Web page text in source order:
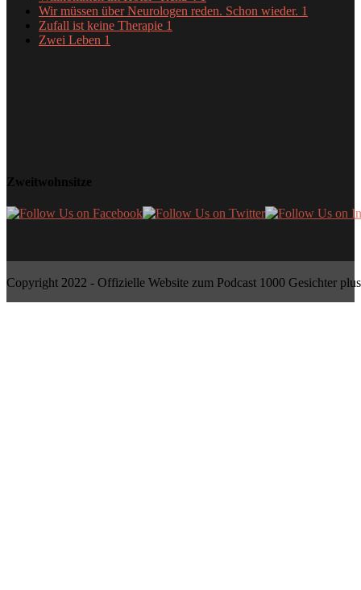
Wir müssen über Neurologen reden. Schon wieder. 1
Zufall ist keine Therapie 1
Zwei Leben 1
Zweitwohnsitze
Copyright 2022 - Offizielle Website zum Podcast 1000 Gesichter